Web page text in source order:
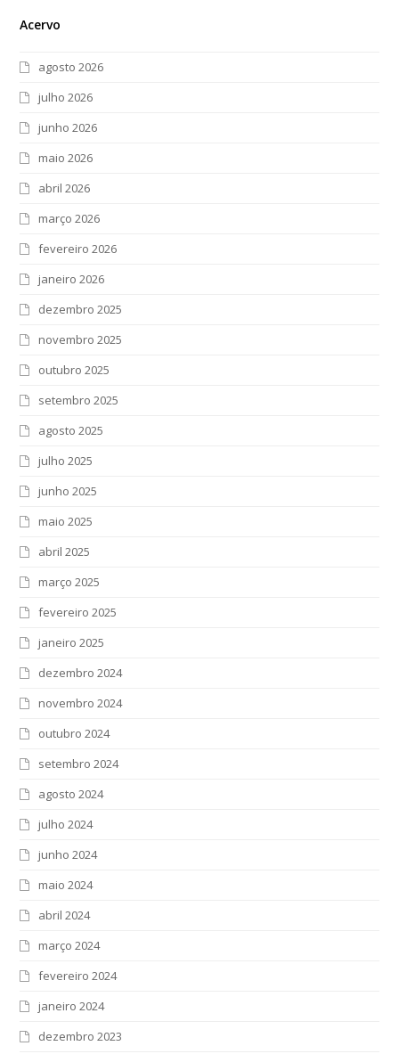
Acervo
agosto 2026
julho 2026
junho 2026
maio 2026
abril 2026
março 2026
fevereiro 2026
janeiro 2026
dezembro 2025
novembro 2025
outubro 2025
setembro 2025
agosto 2025
julho 2025
junho 2025
maio 2025
abril 2025
março 2025
fevereiro 2025
janeiro 2025
dezembro 2024
novembro 2024
outubro 2024
setembro 2024
agosto 2024
julho 2024
junho 2024
maio 2024
abril 2024
março 2024
fevereiro 2024
janeiro 2024
dezembro 2023